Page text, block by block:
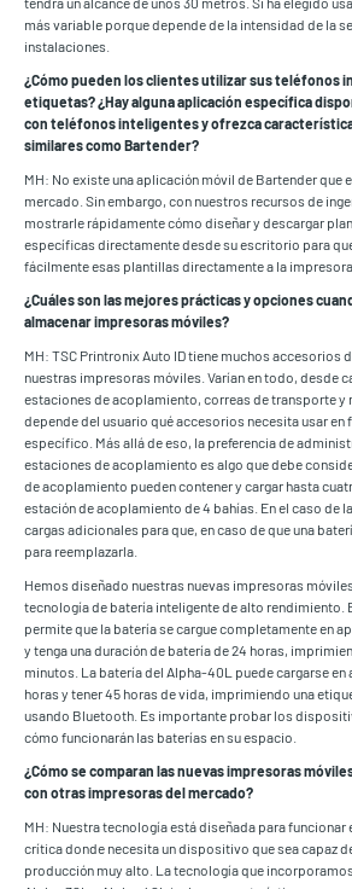
más variable porque depende de la intensidad de la
instalaciones.
¿Cómo pueden los clientes utilizar sus teléfonos
etiquetas? ¿Hay alguna aplicación específica
con teléfonos inteligentes y ofrezca
similares como Bartender?
MH: No existe una aplicación móvil de Bartender que
mercado. Sin embargo, con nuestros recursos de
mostrarle rápidamente cómo diseñar y descargar
específicas directamente desde su escritorio para
fácilmente esas plantillas directamente a la impresora
¿Cuáles son las mejores prácticas y opciones
almacenar impresoras móviles?
MH: TSC Printronix Auto ID tiene muchos accesorios
nuestras impresoras móviles. Varían en todo, desde
estaciones de acoplamiento, correas de transporte y
depende del usuario qué accesorios necesita usar en
específico. Más allá de eso, la preferencia de
estaciones de acoplamiento es algo que debe
de acoplamiento pueden contener y cargar hasta
estación de acoplamiento de 4 bahías. En el caso de
cargas adicionales para que, en caso de que una
para reemplazarla.
Hemos diseñado nuestras nuevas impresoras
tecnología de batería inteligente de alto rendimiento.
permite que la batería se cargue completamente en
y tenga una duración de batería de 24 horas,
minutos. La batería del Alpha-40L puede cargarse
horas y tener 45 horas de vida, imprimiendo una
usando Bluetooth. Es importante probar los
cómo funcionarán las baterías en su espacio.
¿Cómo se comparan las nuevas impresoras
con otras impresoras del mercado?
MH: Nuestra tecnología está diseñada para funcionar
crítica donde necesita un dispositivo que sea capaz
producción muy alto. La tecnología que